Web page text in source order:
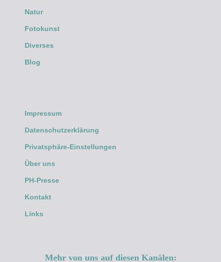
Natur
Fotokunst
Diverses
Blog
Impressum
Datenschutzerklärung
Privatsphäre-Einstellungen
Über uns
PH-Presse
Kontakt
Links
Mehr von uns auf diesen Kanälen: